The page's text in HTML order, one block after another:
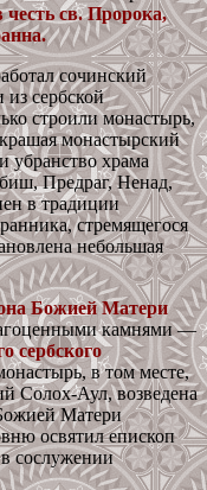
честь св. Пророка,
сочинский
из сербской
строили монастырь,
монастырский
храма
Предраг, Ненад,
в традиции
стремящегося
небольшая
Божией Матери
камнями —
сербского
в том месте,
Солох-Аул, возведена
Матери
освятил епископ
сослужении